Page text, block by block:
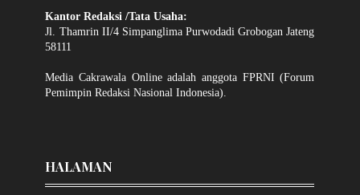
Kantor Redaksi /Tata Usaha:
Jl. Thamrin II/4 Simpanglima Purwodadi Grobogan Jateng
58111
Media Cakrawala Online adalah anggota FPRNI (Forum
Pemimpin Redaksi Nasional Indonesia).
HALAMAN